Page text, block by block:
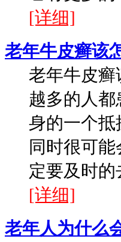
[详细]
老年牛皮癣该
老年牛皮
越多的人
身的一个
同时很可
定要及时
[详细]
老年人为什么